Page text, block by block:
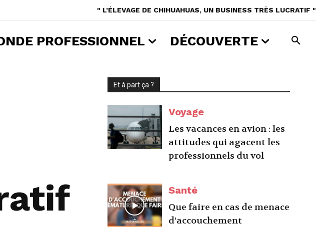
" L’ÉLEVAGE DE CHIHUAHUAS, UN BUSINESS TRÈS LUCRATIF "
PROFESSIONNEL DÉCOUVERTE
Et à part ça ?
Voyage
Les vacances en avion : les
attitudes qui agacent les
professionnels du vol
Santé
Que faire en cas de menace
d’accouchement